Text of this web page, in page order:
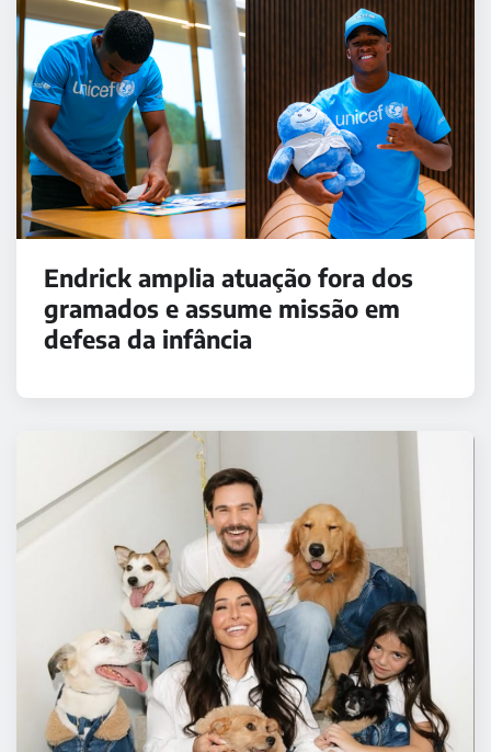
Endrick amplia atuação fora dos
gramados e assume missão em
defesa da infância